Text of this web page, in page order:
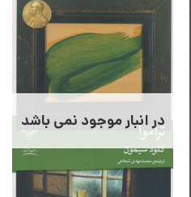
در انبار موجود نمی باشد